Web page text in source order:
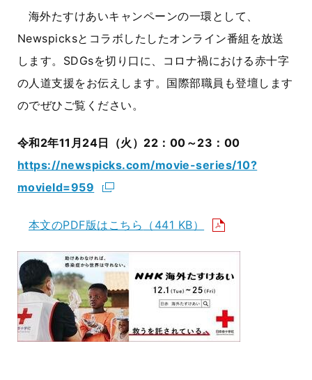
海外たすけあいキャンペーンの一環として、
Newspicksとコラボしたしたオンライン番組を放送
します。SDGsを切り口に、コロナ禍における赤十字
の人道支援をお伝えします。国際部職員も登壇します
のでぜひご覧ください。
令和2年11月24日（火）22：00～23：00
https://newspicks.com/movie-series/10?
movieId=959
本文のPDF版はこちら （441 KB）